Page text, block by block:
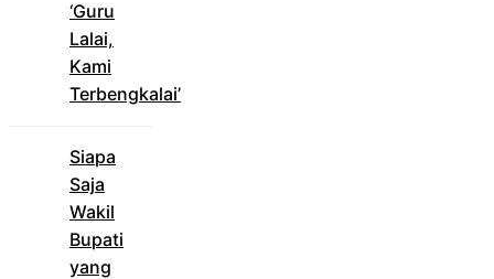
‘Guru
Lalai,
Kami
Terbengkalai’
Siapa
Saja
Wakil
Bupati
yang